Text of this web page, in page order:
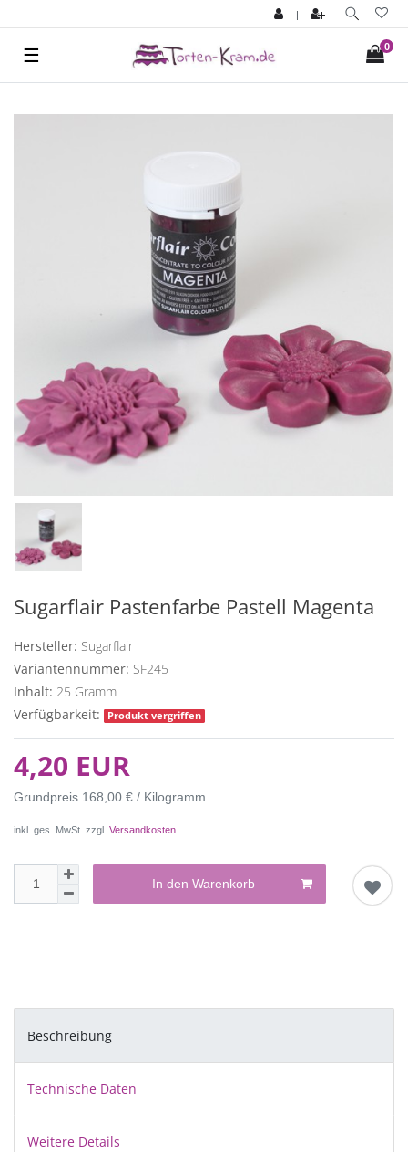
|
0
☰
Sugarflair Pastenfarbe Pastell Magenta
Hersteller: Sugarflair
Variantennummer: SF245
Inhalt: 25 Gramm
Verfügbarkeit:
Produkt vergriffen
4,20 EUR
Grundpreis 168,00 € / Kilogramm
inkl. ges. MwSt. zzgl. Versandkosten
In den Warenkorb
Beschreibung
Technische Daten
Weitere Details